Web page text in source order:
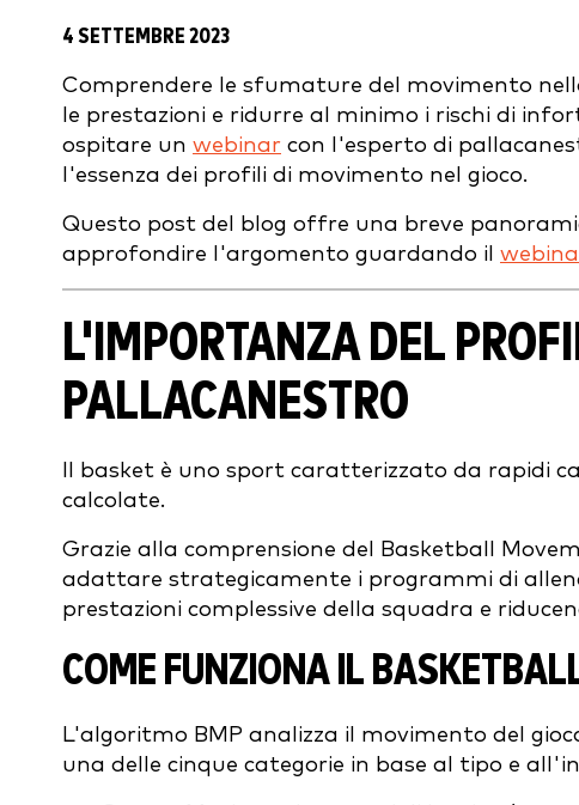
4 SETTEMBRE 2023
Comprendere le sfumature del movimento
le prestazioni e ridurre al minimo i rischi di
ospitare un webinar con l'esperto di
l'essenza dei profili di movimento nel gioco.
Questo post del blog offre una breve
approfondire l'argomento guardando il
L'IMPORTANZA DEL
PALLACANESTRO
Il basket è uno sport caratterizzato da rapidi
calcolate.
Grazie alla comprensione del Basketball
adattare strategicamente i programmi di
prestazioni complessive della squadra e
COME FUNZIONA IL
L'algoritmo BMP analizza il movimento del
una delle cinque categorie in base al tipo e